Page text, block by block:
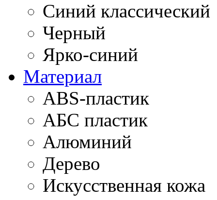
Синий классический
Черный
Ярко-синий
Материал
ABS-пластик
АБС пластик
Алюминий
Дерево
Искусственная кожа